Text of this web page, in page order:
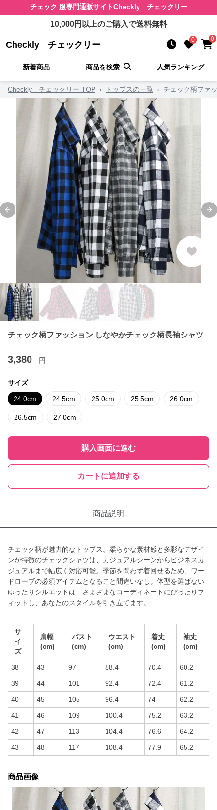
チェック 服専門通販サイトCheckly チェックリー
10,000円以上のご購入で送料無料
Checkly チェックリー 0 0
新着商品 商品を検索 人気ランキング
Checkly チェックリー TOP › トップスの一覧 › チェック柄ファ
Previous slide
チェック柄ファッション しなやかチェック柄長袖シャツ
3,380 円
サイズ
24.0cm 24.5cm 25.0cm 25.5cm 26.0cm
26.5cm 27.0cm
購入画面に進む
カートに追加する
商品説明
チェック柄が魅力的なトップス。柔らかな素材感と多彩なデザイ
ンが特徴のチェックシャツは、カジュアルシーンからビジネスカ
ジュアルまで幅広く対応可能。季節を問わず着回せるため、ワー
ドローブの必須アイテムとなること間違いなし。体型を選ばない
ゆったりシルエットは、さまざまなコーディネートにぴったりフ
ィットし、あなたのスタイルを引き立てます。
サ
イ
ズ
肩幅
(cm)
バスト
(cm)
ウエスト
(cm)
着丈
(cm)
袖丈
(cm)
38 43 97 88.4 70.4 60.2
39 44 101 92.4 72.4 61.2
40 45 105 96.4 74 62.2
41 46 109 100.4 75.2 63.2
42 47 113 104.4 76.6 64.2
43 48 117 108.4 77.9 65.2
商品画像